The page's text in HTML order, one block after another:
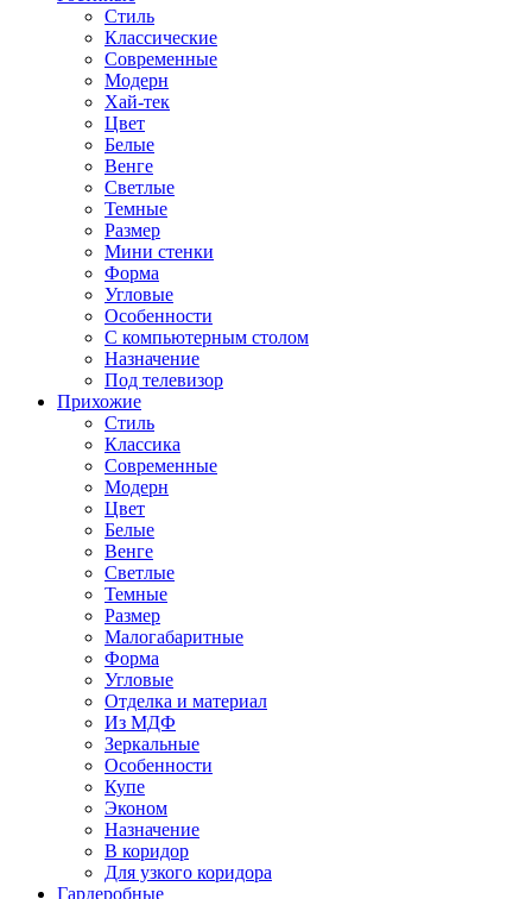
Стиль
Классические
Современные
Модерн
Хай-тек
Цвет
Белые
Венге
Светлые
Темные
Размер
Мини стенки
Форма
Угловые
Особенности
С компьютерным столом
Назначение
Под телевизор
Прихожие
Стиль
Классика
Современные
Модерн
Цвет
Белые
Венге
Светлые
Темные
Размер
Малогабаритные
Форма
Угловые
Отделка и материал
Из МДФ
Зеркальные
Особенности
Купе
Эконом
Назначение
В коридор
Для узкого коридора
Гардеробные